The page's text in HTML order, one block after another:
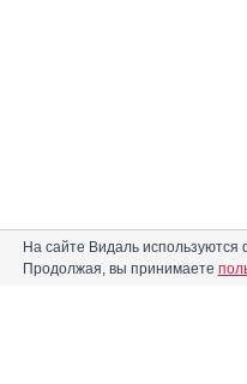
На сайте Видаль
Продолжая, вы принимаете